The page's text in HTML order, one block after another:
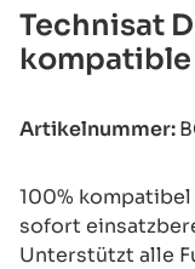
Technisat
kompatible
Artikelnummer:
100%
sofort
Unterstützt alle